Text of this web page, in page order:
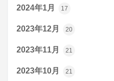
2024年1月 17
2023年12月 20
2023年11月 21
2023年10月 21